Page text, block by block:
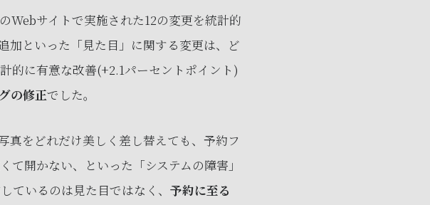
Webサイトで実施された12の変更を統計的
加といった「見た目」に関する変更は、ど
的に有意な改善(+2.1パーセントポイント)
の修正でした。
真をどれだけ美しく差し替えても、予約フ
開かない、といった「システムの障害」
ているのは見た目ではなく、予約に至る